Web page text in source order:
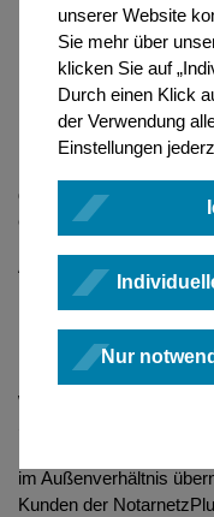
unserer Website
Sie mehr über
klicken Sie auf
Durch einen Klick
der Verwendung
Einstellungen
Nur
nunmehr die
Betriebsleistungen, die
NotarNet GmbH
rockenstein AG
bestehenden verteilten
IT der
der Angebote auf einen
einer
Ab dem 16. Juni 2025
ihren Dienstleister, die
Leistungserbringer im
Nutzern bleibt die
weiterhin unentgeltlich
Schritt, voraussichtlich
im Außenverhältnis
Kunden der